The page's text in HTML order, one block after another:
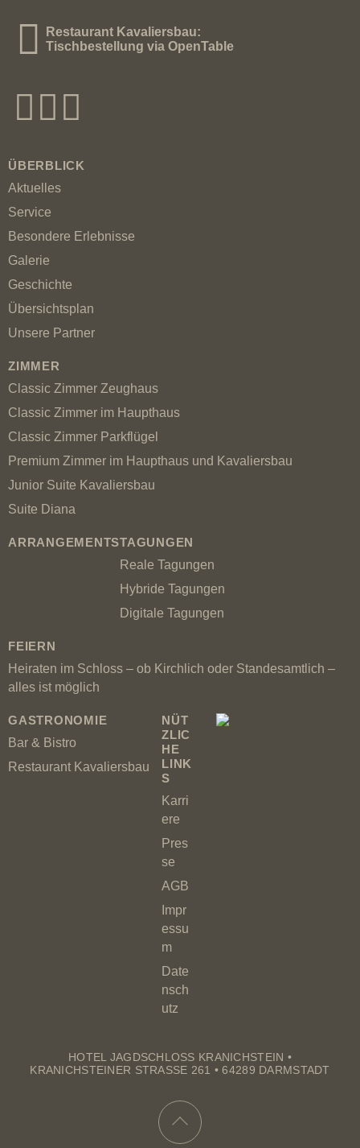
Restaurant Kavaliersbau:
Tischbestellung via OpenTable
ÜBERBLICK
Aktuelles
Service
Besondere Erlebnisse
Galerie
Geschichte
Übersichtsplan
Unsere Partner
ZIMMER
Classic Zimmer Zeughaus
Classic Zimmer im Haupthaus
Classic Zimmer Parkflügel
Premium Zimmer im Haupthaus und Kavaliersbau
Junior Suite Kavaliersbau
Suite Diana
ARRANGEMENTSTAGUNGEN
Reale Tagungen
Hybride Tagungen
Digitale Tagungen
FEIERN
Heiraten im Schloss – ob Kirchlich oder Standesamtlich –
alles ist möglich
GASTRONOMIE
Bar & Bistro
Restaurant Kavaliersbau
NÜT
ZLIC
HE
LINK
S
Karri
ere
Pres
se
AGB
Impr
essu
m
Date
nsch
utz
HOTEL JAGDSCHLOSS KRANICHSTEIN •
KRANICHSTEINER STRASSE 261 • 64289 DARMSTADT